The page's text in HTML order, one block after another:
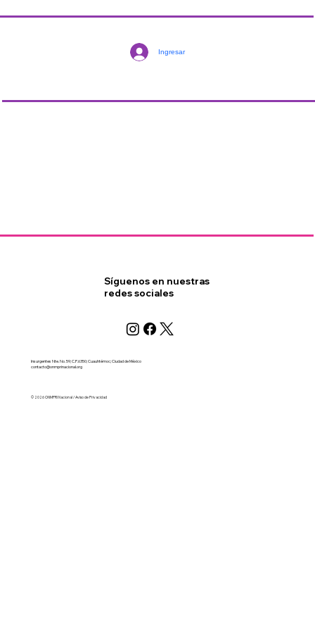
Ingresar
Síguenos en nuestras
redes sociales
Insurgentes Nte. No. 59; C.P.6350; Cuauhtémoc; Ciudad de México
contacto@onmprinacional.org
© 2026 ONMPRI Nacional / Aviso de Privacidad